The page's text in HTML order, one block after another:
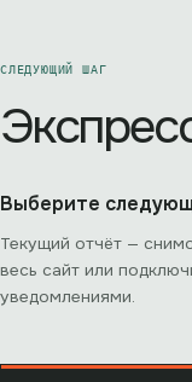
СЛЕДУЮЩИЙ ШАГ
Выберите
Текущий отчёт —
весь сайт или
уведомлениями.